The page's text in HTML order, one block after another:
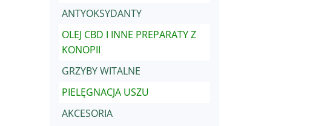
ANTYOKSYDANTY
OLEJ CBD I INNE PREPARATY Z
KONOPII
GRZYBY WITALNE
PIELĘGNACJA USZU
AKCESORIA